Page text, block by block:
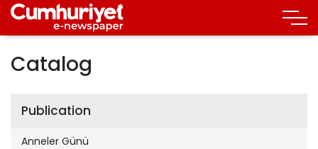
Catalog
Publication
Anneler Günü